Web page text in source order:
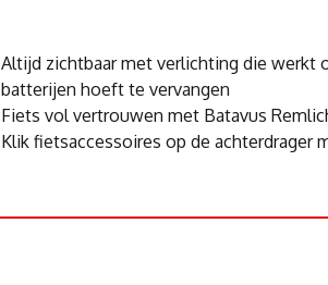
Altijd zichtbaar met verlichting die werkt
batterijen hoeft te vervangen
Fiets vol vertrouwen met Batavus
Klik fietsaccessoires op de achterdrager